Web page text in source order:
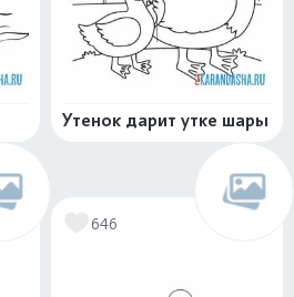
Утенок дарит утке шары
646